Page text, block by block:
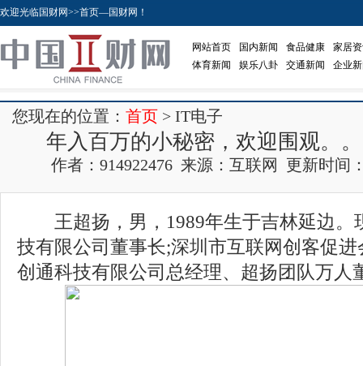
欢迎光临国财网>>首页—国财网！
网站首页 国内新闻 食品健康
家居
体育新闻
娱乐八卦 交通新闻 企业
您现在的位置： 首页 > IT电子
年入百万的小秘密，欢迎围观。
作者：914922476 来源：互联网 更新时间
王超扬，男，1989年生于吉林延边。
技有限公司董事长;深圳市互联网创客促
创通科技有限公司总经理、超扬团队万人